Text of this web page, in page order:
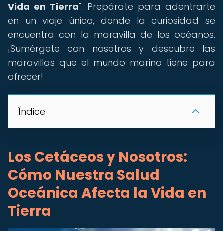
Vida en Tierra". Prepárate para adentrarte
en un viaje único, donde la curiosidad se
encuentra con la maravilla de los océanos.
¡Sumérgete con nosotros y descubre las
maravillas que el mundo marino tiene para
ofrecer!
Índice
Los Cetáceos y Nosotros:
Cómo Nuestra Salud
Oceánica Afecta la Vida en
Tierra